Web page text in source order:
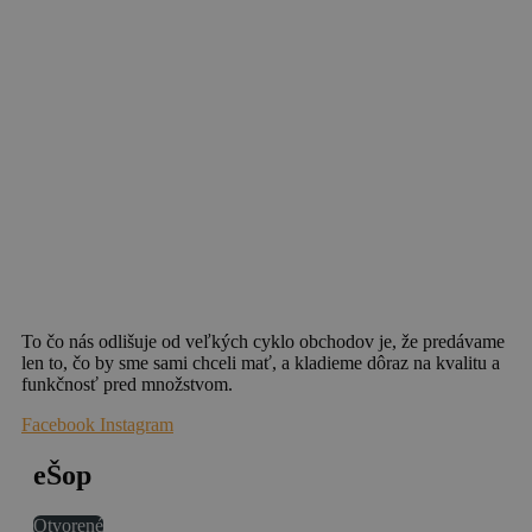
To čo nás odlišuje od veľkých cyklo obchodov je, že predávame
len to, čo by sme sami chceli mať, a kladieme dôraz na kvalitu a
funkčnosť pred množstvom.
Facebook Instagram
eŠop
Otvorené